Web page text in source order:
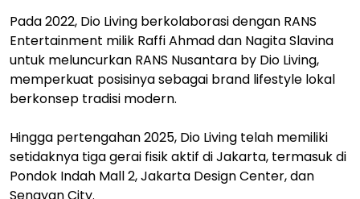
Pada 2022, Dio Living berkolaborasi dengan RANS
Entertainment milik Raffi Ahmad dan Nagita Slavina
untuk meluncurkan RANS Nusantara by Dio Living,
memperkuat posisinya sebagai brand lifestyle lokal
berkonsep tradisi modern.
Hingga pertengahan 2025, Dio Living telah memiliki
setidaknya tiga gerai fisik aktif di Jakarta, termasuk di
Pondok Indah Mall 2, Jakarta Design Center, dan